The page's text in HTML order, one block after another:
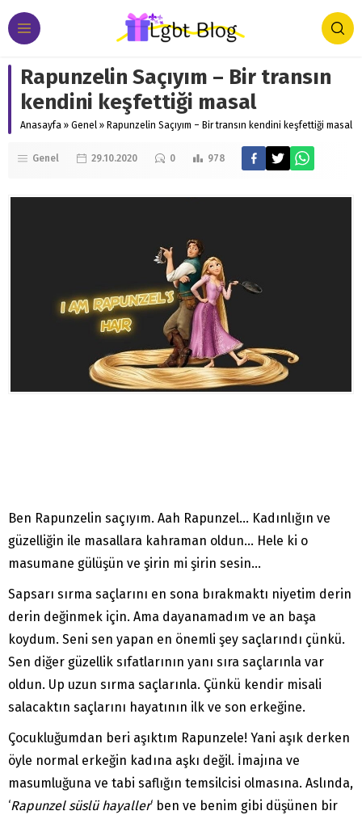
Rapunzelin Saçıyım – Bir transın
kendini keşfettiği masal
Anasayfa » Genel » Rapunzelin Saçıyım – Bir transın kendini keşfettiği masal
Genel 29.10.2020 0 978
Ben Rapunzelin saçıyım. Aah Rapunzel… Kadınlığın ve
güzelliğin ile masallara kahraman oldun… Hele ki o
masumane gülüşün ve şirin mi şirin sesin…
Sapsarı sırma saçlarını en sona bırakmaktı niyetim derin
derin değinmek için. Ama dayanamadım ve an başa
koydum. Seni sen yapan en önemli şey saçlarındı çünkü.
Sen diğer güzellik sıfatlarının yanı sıra saçlarınla var
oldun. Up uzun sırma saçlarınla. Çünkü kendir misali
salacaktın saçlarını hayatının ilk ve son erkeğine.
Çocukluğumdan beri aşıktım Rapunzele! Yani aşık derken
öyle normal erkeğin kadına aşkı değil. İmajına ve
masumluğuna ve tabi saflığın temsilcisi olmasına. Aslında,
‘Rapunzel süslü hayaller‘ ben ve benim gibi düşünen bir